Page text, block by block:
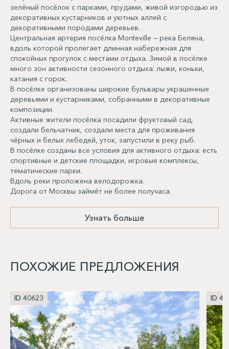
зелёный посёлок с парками, прудами, живой изгородью из
декоративных кустарников и уютных аллей с
декоративными породами деревьев.
Центральная артерия посёлка Monteville — река Беляна,
вдоль которой пролегает длинная набережная для
спокойных прогулок с местами отдыха. Зимой в посёлке
много зон активности сезонного отдыха: лыжи, коньки,
катания с горок.
В посёлке организованы широкие бульвары украшенные
деревьями и кустарниками, собранными в декоративные
композиции.
Активные жители посёлка посадили фруктовый сад,
создали бельчатник, создали места для проживания
чёрных и белых лебедей, уток, запустили в реку рыб.
В посёлке созданы все условия для активного отдыха: есть
спортивные и детские площадки, игровые комплексы,
тематические парки.
Вдоль реки проложена велодорожка.
Дорога от Москвы займёт не более получаса.
Узнать больше
ПОХОЖИЕ ПРЕДЛОЖЕНИЯ
ID 40623 ID